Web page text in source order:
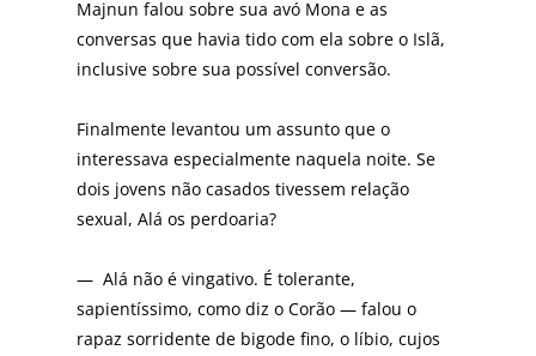
Majnun falou sobre sua avó Mona e as
conversas que havia tido com ela sobre o Islã,
inclusive sobre sua possível conversão.
Finalmente levantou um assunto que o
interessava especialmente naquela noite. Se
dois jovens não casados tivessem relação
sexual, Alá os perdoaria?
— Alá não é vingativo. É tolerante,
sapientíssimo, como diz o Corão — falou o
rapaz sorridente de bigode fino, o líbio, cujos